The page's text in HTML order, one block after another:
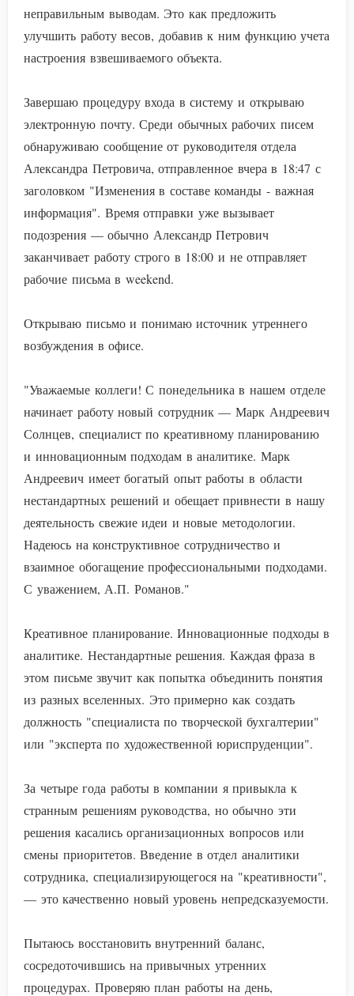
неправильным выводам. Это как предложить
улучшить работу весов, добавив к ним функцию учета
настроения взвешиваемого объекта.
Завершаю процедуру входа в систему и открываю
электронную почту. Среди обычных рабочих писем
обнаруживаю сообщение от руководителя отдела
Александра Петровича, отправленное вчера в 18:47 с
заголовком "Изменения в составе команды - важная
информация". Время отправки уже вызывает
подозрения — обычно Александр Петрович
заканчивает работу строго в 18:00 и не отправляет
рабочие письма в weekend.
Открываю письмо и понимаю источник утреннего
возбуждения в офисе.
"Уважаемые коллеги! С понедельника в нашем отделе
начинает работу новый сотрудник — Марк Андреевич
Солнцев, специалист по креативному планированию
и инновационным подходам в аналитике. Марк
Андреевич имеет богатый опыт работы в области
нестандартных решений и обещает привнести в нашу
деятельность свежие идеи и новые методологии.
Надеюсь на конструктивное сотрудничество и
взаимное обогащение профессиональными подходами.
С уважением, А.П. Романов."
Креативное планирование. Инновационные подходы в
аналитике. Нестандартные решения. Каждая фраза в
этом письме звучит как попытка объединить понятия
из разных вселенных. Это примерно как создать
должность "специалиста по творческой бухгалтерии"
или "эксперта по художественной юриспруденции".
За четыре года работы в компании я привыкла к
странным решениям руководства, но обычно эти
решения касались организационных вопросов или
смены приоритетов. Введение в отдел аналитики
сотрудника, специализирующегося на "креативности",
— это качественно новый уровень непредсказуемости.
Пытаюсь восстановить внутренний баланс,
сосредоточившись на привычных утренних
процедурах. Проверяю план работы на день,